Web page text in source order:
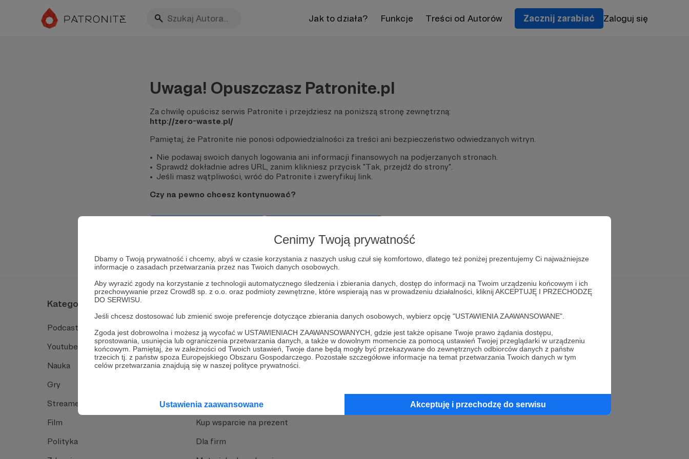
Cenimy Twoją prywatność
Dbamy o Twoją prywatność i chcemy, abyś w czasie korzystania z naszych usług czuł się komfortowo, dlatego też poniżej prezentujemy Ci najważniejsze
informacje o zasadach przetwarzania przez nas Twoich danych osobowych.
Aby wyrazić zgody na korzystanie z technologii automatycznego śledzenia i zbierania danych, dostęp do informacji na Twoim urządzeniu końcowym i ich
przechowywanie przez Crowd8 sp. z o.o. oraz podmioty zewnętrzne, które wspierają nas w prowadzeniu działalności, kliknij AKCEPTUJĘ I PRZECHODZĘ
DO SERWISU.
Jeśli chcesz dostosować lub zmienić swoje preferencje dotyczące zbierania danych osobowych, wybierz opcję "USTAWIENIA ZAAWANSOWANE".
Zgoda jest dobrowolna i możesz ją wycofać w USTAWIENIACH ZAAWANSOWANYCH, gdzie jest także opisane Twoje prawo żądania dostępu,
sprostowania, usunięcia lub ograniczenia przetwarzania danych, a także w dowolnym momencie za pomocą ustawień Twojej przeglądarki w urządzeniu
końcowym. Pamiętaj, że w zależności od Twoich ustawień, Twoje dane będą mogły być przekazywane do zewnętrznych odbiorców danych z państw
trzecich tj. z państw spoza Europejskiego Obszaru Gospodarczego. Pozostałe szczegółowe informacje na temat przetwarzania Twoich danych w tym
celów przetwarzania znajdują się w naszej polityce prywatności.
Ustawienia zaawansowane Akceptuję i przechodzę do serwisu
Jak to działa? Funkcje Treści od Autorów Zacznij zarabiać Zaloguj się
Uwaga! Opuszczasz Patronite.pl
Za chwilę opuścisz serwis Patronite i przejdziesz na poniższą stronę zewnętrzną:
http://zero-waste.pl/
Pamiętaj, że Patronite nie ponosi odpowiedzialności za treści ani bezpieczeństwo odwiedzanych witryn.
Nie podawaj swoich danych logowania ani informacji finansowych na podjerzanych stronach.
Sprawdź dokładnie adres URL, zanim klikniesz przycisk "Tak, przejdź do strony".
Jeśli masz wątpliwości, wróć do Patronite i zweryfikuj link.
Czy na pewno chcesz kontynuować?
Kategorie
Podcast
Youtube
Nauka
Gry
Streamerzy
Film
Polityka
Jak to działa
Funkcje Patronite
Dlaczego Patronite?
Opinie Twórców
Kup wsparcie na prezent
Dla firm
MCN Patronite
Suppi.pl
FAQ
Kontakt z zespołem Patronite